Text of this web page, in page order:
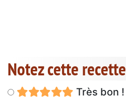
Notez cette recette
Très bon !